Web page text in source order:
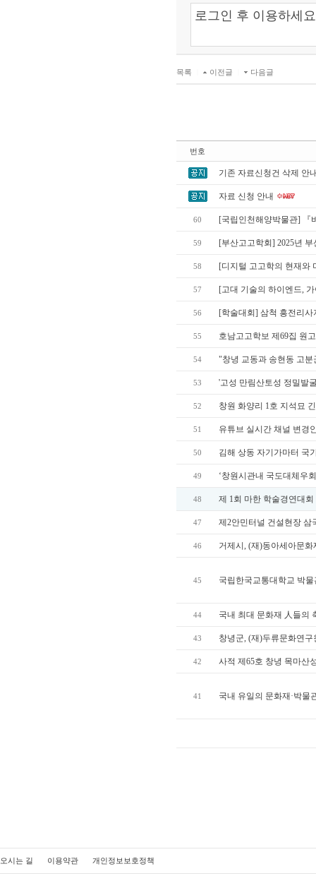
목록 이전글 다음글
번호
기존 자료신청건 삭제 안
자료 신청 안내
60 [국립인천해양박물관] 『
59 [부산고고학회] 2025년
58 [디지털 고고학의 현재와
57 [고대 기술의 하이엔드,
56 [학술대회] 삼척 흥전리
55 호남고고학보 제69집 원
54 "창녕 교동과 송현동 고
53 '고성 만림산토성 정밀발
52 창원 화양리 1호 지석묘
51 유튜브 실시간 채널 변경
50 김해 상동 자기가마터 국
49 ‘창원시관내 국도대체우
48 제 1회 마한 학술경연대
47 제2안민터널 건설현장 삼
46 거제시, (재)동아세아문
45 국립한국교통대학교 박
44 국내 최대 문화재 人들의
43 창녕군, (재)두류문화연
42 사적 제65호 창녕 목마산
41 국내 유일의 문화재·박물
오시는 길 이용약관 개인정보보호정책